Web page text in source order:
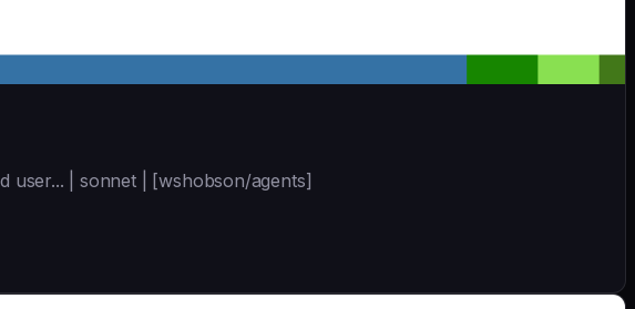
user... | sonnet | [wshobson/agents]